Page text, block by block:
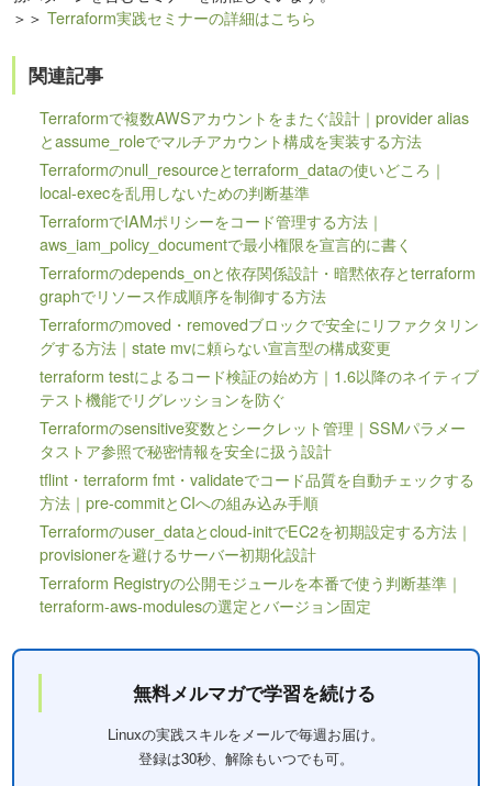
＞＞Terraform実践セミナーの詳細はこちら
関連記事
Terraformで複数AWSアカウントをまたぐ設計｜provider alias
とassume_roleでマルチアカウント構成を実装する方法
Terraformのnull_resourceとterraform_dataの使いどころ｜
local-execを乱用しないための判断基準
TerraformでIAMポリシーをコード管理する方法｜
aws_iam_policy_documentで最小権限を宣言的に書く
Terraformのdepends_onと依存関係設計・暗黙依存とterraform
graphでリソース作成順序を制御する方法
Terraformのmoved・removedブロックで安全にリファクタリン
グする方法｜state mvに頼らない宣言型の構成変更
terraform testによるコード検証の始め方｜1.6以降のネイティブ
テスト機能でリグレッションを防ぐ
Terraformのsensitive変数とシークレット管理｜SSMパラメー
タストア参照で秘密情報を安全に扱う設計
tflint・terraform fmt・validateでコード品質を自動チェックする
方法｜pre-commitとCIへの組み込み手順
Terraformのuser_dataとcloud-initでEC2を初期設定する方法｜
provisionerを避けるサーバー初期化設計
Terraform Registryの公開モジュールを本番で使う判断基準｜
terraform-aws-modulesの選定とバージョン固定
無料メルマガで学習を続ける
Linuxの実践スキルをメールで毎週お届け。
登録は30秒、解除もいつでも可。